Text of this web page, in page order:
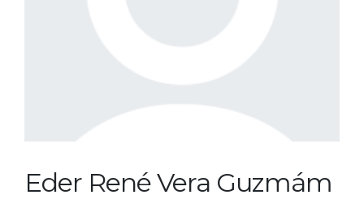
Eder René Vera Guzmám